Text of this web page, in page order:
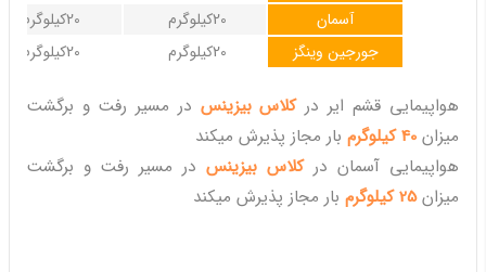
20کیلوگرم
20کیلوگرم
آسمان
20کیلوگرم
20کیلوگرم جورجین وینگز
هواپیمایی قشم ایر درکلاس بیزینس در مسیر رفت و برگشت
میزان 40 کیلوگرم
بار مجاز پذیرش میکند
هواپیمایی آسمان درکلاس بیزینس در مسیر رفت و برگشت
میزان25 کیلوگرم بار مجاز پذیرش میکند